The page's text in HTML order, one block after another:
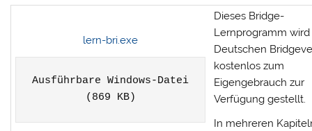
lern-bri.exe
Ausführbare Windows-Datei
(869 KB)
Dieses Bridge-
Lernprogramm
Deutschen
kostenlos zum
Eigengebrauch zur
Verfügung gestellt.
In mehreren